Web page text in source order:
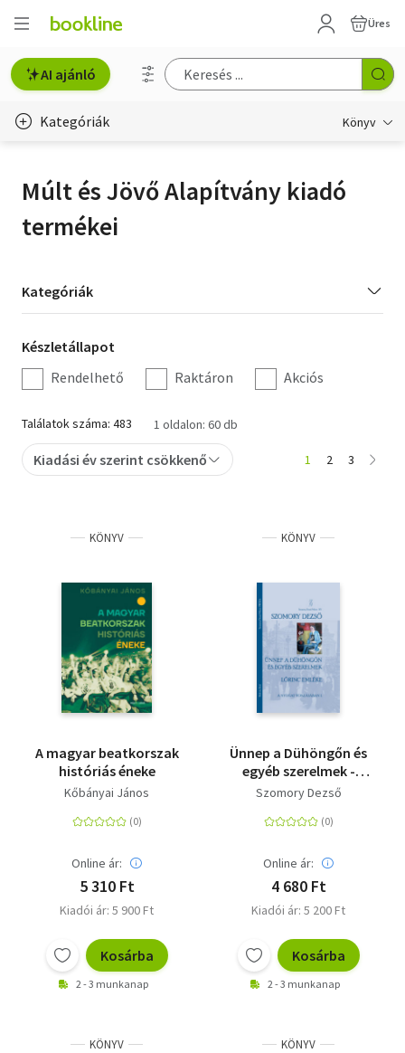
Üres
AI ajánló
Kategóriák Könyv
Erotika
Hobbi, szabadidő
Tankönyv, segédkönyv
Történelem
Múlt és Jövő Alapítvány kiadó
termékei
Kategória
szűrés
Kategóriák
Készletállapot
szűrés
Készletállapot
Rendelhető
Raktáron Akciós
Találatok száma: 483 1 oldalon: 60 db
Kiadási év szerint csökkenő 1 2 3
KÖNYV
A magyar beatkorszak
históriás éneke
Kőbányai János
Online ár:
5 310 Ft
Kiadói ár: 5 900 Ft
Kosárba
2 - 3 munkanap
KÖNYV
Ünnep a Dühöngőn és
egyéb szerelmek -
Lőrinc emléke
Szomory Dezső
Online ár:
4 680 Ft
Kiadói ár: 5 200 Ft
Kosárba
2 - 3 munkanap
KÖNYV KÖNYV